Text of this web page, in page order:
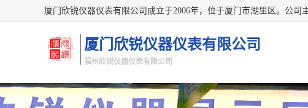
厦门欣锐仪器仪表有限公司
福州欣锐仪器仪表有限公司